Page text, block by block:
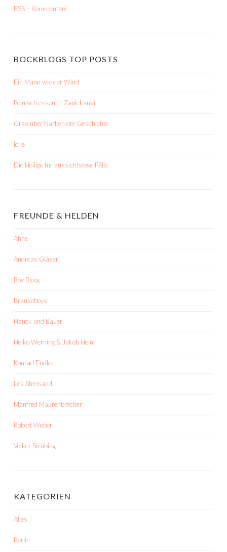
RSS – Kommentare
BOCKBLOGS TOP POSTS
Ein Mann wie der Wind
Polnisch essen 1: Zapiekanki
Gras über Narben der Geschichte
Icke
Die Heilige für aussichtslose Fälle
FREUNDE & HELDEN
Ahne
Andreas Gläser
Bov Bjerg
Brauseboys
Hauck und Bauer
Heiko Werning & Jakob Hein
Konrad Endler
Lea Streisand
Manfred Maurenbrecher
Robert Weber
Volker Strübing
KATEGORIEN
Alles
Berlin